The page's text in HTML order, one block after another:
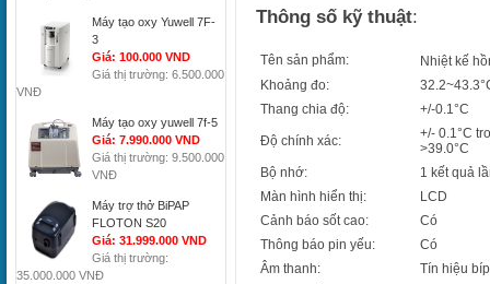
Máy tạo oxy Yuwell 7F-
3
Giá: 100.000 VND
Giá thị trường: 6.500.000
VNĐ
Máy tạo oxy yuwell 7f-5
Giá: 7.990.000 VND
Giá thị trường: 9.500.000
VNĐ
Máy trợ thở BiPAP
FLOTON S20
Giá: 31.999.000 VND
Giá thị trường:
35.000.000 VNĐ
Thông số kỹ thuật:
Tên sản phẩm:
Nhiệt kế
Khoảng đo:
Thang chia độ:
+/-0.1°C
Độ chính xác:
+/- 0.1°C
>39.0°C
Bộ nhớ:
1 kết quả
Màn hình hiển thị:
LCD
Cảnh báo sốt cao:
Có
Thông báo pin yếu:
Có
Âm thanh:
Tín hiệu